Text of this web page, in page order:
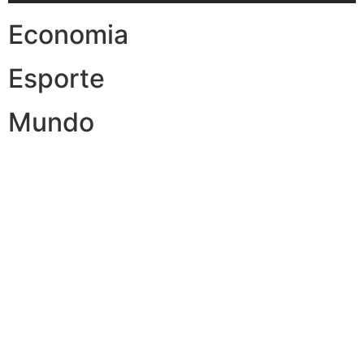
Economia
Esporte
Mundo